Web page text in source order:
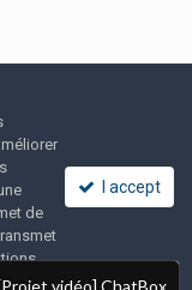
vidéo] ChatBox
domestique
de
I accept